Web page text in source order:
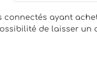
connectés ayant
de laisser un